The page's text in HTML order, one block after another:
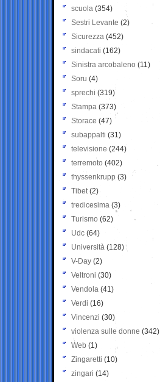
scuola (354)
Sestri Levante (2)
Sicurezza (452)
sindacati (162)
Sinistra arcobaleno (11)
Soru (4)
sprechi (319)
Stampa (373)
Storace (47)
subappalti (31)
televisione(244)
terremoto (402)
thyssenkrupp (3)
Tibet(2)
tredicesima (3)
Turismo (62)
Udc (64)
Università (128)
V-Day (2)
Veltroni (30)
Vendola (41)
Verdi (16)
Vincenzi (30)
violenza sulle donne (342)
Web (1)
Zingaretti (10)
zingari (14)